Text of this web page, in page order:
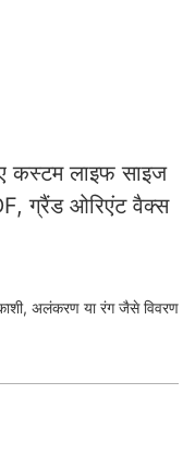
कस्टम लाइफ साइज
ग्रैंड ओरिएंट वैक्स
अलंकरण या रंग जैसे विवरण